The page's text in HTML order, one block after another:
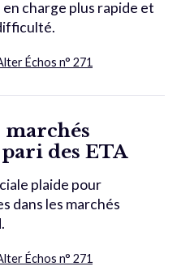
charge plus rapide et
Échos n° 271
des ETA
plaide pour
dans les marchés
Échos n° 271